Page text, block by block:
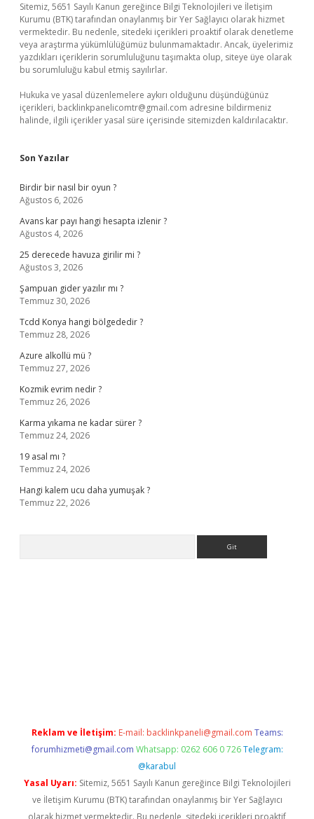
Sitemiz, 5651 Sayılı Kanun gereğince Bilgi Teknolojileri ve İletişim
Kurumu (BTK) tarafından onaylanmış bir Yer Sağlayıcı olarak hizmet
vermektedir. Bu nedenle, sitedeki içerikleri proaktif olarak denetleme
veya araştırma yükümlülüğümüz bulunmamaktadır. Ancak, üyelerimiz
yazdıkları içeriklerin sorumluluğunu taşımakta olup, siteye üye olarak
bu sorumluluğu kabul etmiş sayılırlar.
Hukuka ve yasal düzenlemelere aykırı olduğunu düşündüğünüz
içerikleri, backlinkpanelicomtr@gmail.com adresine bildirmeniz
halinde, ilgili içerikler yasal süre içerisinde sitemizden kaldırılacaktır.
Son Yazılar
Birdir bir nasıl bir oyun ?
Ağustos 6, 2026
Avans kar payı hangi hesapta izlenir ?
Ağustos 4, 2026
25 derecede havuza girilir mi ?
Ağustos 3, 2026
Şampuan gider yazılır mı ?
Temmuz 30, 2026
Tcdd Konya hangi bölgededir ?
Temmuz 28, 2026
Azure alkollü mü ?
Temmuz 27, 2026
Kozmik evrim nedir ?
Temmuz 26, 2026
Karma yıkama ne kadar sürer ?
Temmuz 24, 2026
19 asal mı ?
Temmuz 24, 2026
Hangi kalem ucu daha yumuşak ?
Temmuz 22, 2026
Reklam ve İletişim: E-mail: backlinkpaneli@gmail.com Teams:
forumhizmeti@gmail.com Whatsapp: 0262 606 0 726 Telegram:
@karabul
Yasal Uyarı: Sitemiz, 5651 Sayılı Kanun gereğince Bilgi Teknolojileri
ve İletişim Kurumu (BTK) tarafından onaylanmış bir Yer Sağlayıcı
olarak hizmet vermektedir. Bu nedenle, sitedeki içerikleri proaktif